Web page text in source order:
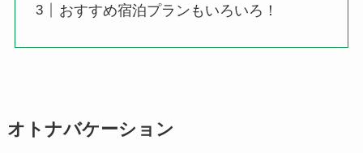
おすすめ宿泊プランもいろいろ！
オトナバケーション